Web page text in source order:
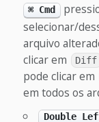
⌘ Cmd
selecionar/
arquivo
clicar em
Diff
pode clicar em
em todos os
Double